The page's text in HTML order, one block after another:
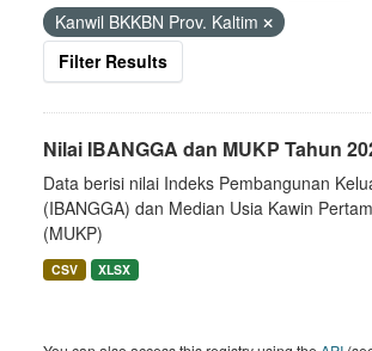
Kanwil BKKBN Prov. Kaltim
Filter Results
Nilai IBANGGA dan MUKP Tahun
Data berisi nilai Indeks Pembangunan
(IBANGGA) dan Median Usia Kawin
(MUKP)
CSV XLSX